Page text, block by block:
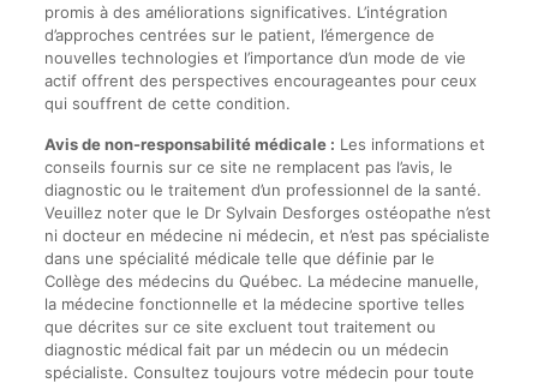
promis à des améliorations significatives. L’intégration
d’approches centrées sur le patient, l’émergence de
nouvelles technologies et l’importance d’un mode de vie
actif offrent des perspectives encourageantes pour ceux
qui souffrent de cette condition.
Avis de non-responsabilité médicale : Les informations et
conseils fournis sur ce site ne remplacent pas l’avis, le
diagnostic ou le traitement d’un professionnel de la santé.
Veuillez noter que le Dr Sylvain Desforges ostéopathe n’est
ni docteur en médecine ni médecin, et n’est pas spécialiste
dans une spécialité médicale telle que définie par le
Collège des médecins du Québec. La médecine manuelle,
la médecine fonctionnelle et la médecine sportive telles
que décrites sur ce site excluent tout traitement ou
diagnostic médical fait par un médecin ou un médecin
spécialiste. Consultez toujours votre médecin pour toute